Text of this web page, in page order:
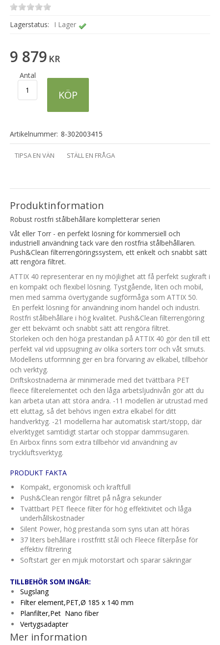
Lagerstatus: I Lager
9 879 KR
Antal
KÖP
Artikelnummer: 8-302003415
TIPSA EN VÄN STÄLL EN FRÅGA
Produktinformation
Robust rostfri stålbehållare kompletterar serien
Våt eller Torr - en perfekt lösning för kommersiell och
industriell användning tack vare den rostfria stålbehållaren.
Push&Clean filterrengöringssystem, ett enkelt och snabbt sätt
att rengöra filtret.
ATTIX 40 representerar en ny möjlighet att få perfekt sugkraft i
en kompakt och flexibel lösning. Tystgående, liten och mobil,
men med samma övertygande sugförmåga som ATTIX 50.
En perfekt lösning för användning inom handel och industri.
Rostfri stålbehållare i hög kvalitet. Push&Clean filterrengöring
ger ett bekvämt och snabbt sätt att rengöra filtret.
Storleken och den höga prestandan på ATTIX 40 gör den till ett
perfekt val vid uppsugning av olika sorters torr och våt smuts.
Modellens utformning ger en bra förvaring av elkabel, tillbehör
och verktyg.
Driftskostnaderna är minimerade med det tvättbara PET
fleece filterelementet och den låga arbetsljudnivån gör att du
kan arbeta utan att störa andra. -11 modellen är utrustad med
ett eluttag, så det behövs ingen extra elkabel för ditt
handverktyg. -21 modellerna har automatisk start/stopp, där
elverktyget samtidigt startar och stoppar dammsugaren.
En Airbox finns som extra tillbehör vid användning av
tryckluftsverktyg.
PRODUKT FAKTA
Kompakt, ergonomisk och kraftfull
Push&Clean rengör filtret på några sekunder
Tvättbart PET fleece filter för hög effektivitet och låga
underhållskostnader
Silent Power, hög prestanda som syns utan att höras
37 liters behållare i rostfritt stål och Fleece filterpåse för
effektiv filtrering
Softstart ger en mjuk motorstart och sparar säkringar
TILLBEHÖR SOM INGÅR:
Sugslang
Filter element,PET,Ø 185 x 140 mm
Planfilter,Pet Nano fiber
Vertygsadapter
Mer information